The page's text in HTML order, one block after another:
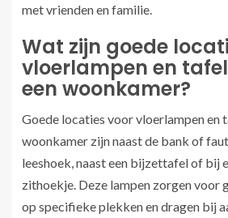
met vrienden en familie.
Wat zijn goede
vloerlampen en
een woonkamer?
Goede locaties voor vloerlampen en
woonkamer zijn naast de bank of
leeshoek, naast een bijzettafel of bij
zithoekje. Deze lampen zorgen voor
op specifieke plekken en dragen bij